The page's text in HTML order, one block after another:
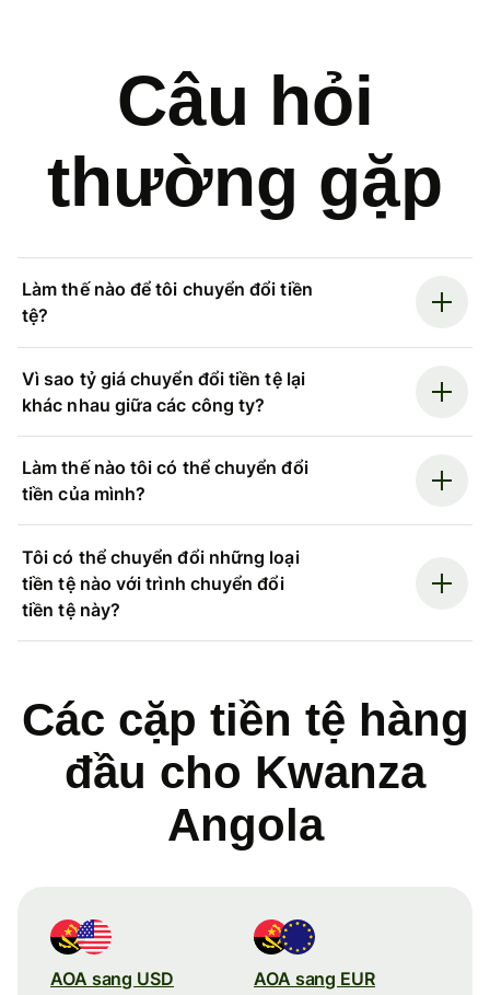
Câu hỏi
thường gặp
Làm thế nào để tôi chuyển đổi tiền
tệ?
Vì sao tỷ giá chuyển đổi tiền tệ lại
khác nhau giữa các công ty?
Làm thế nào tôi có thể chuyển đổi
tiền của mình?
Tôi có thể chuyển đổi những loại
tiền tệ nào với trình chuyển đổi
tiền tệ này?
Các cặp tiền tệ hàng
đầu cho Kwanza
Angola
AOA sang USD AOA sang EUR